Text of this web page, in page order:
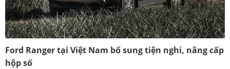
Ford Ranger tại Việt Nam bổ sung tiện nghi, nâng cấp
hộp số